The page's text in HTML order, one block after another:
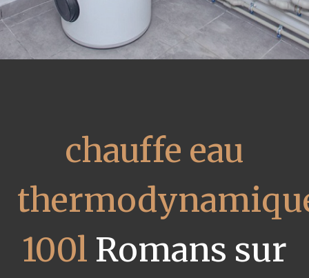
chauffe eau
100l Romans sur